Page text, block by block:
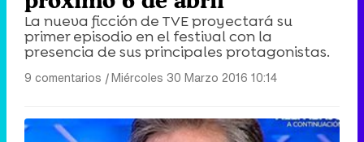
La nueva ficción de TVE proyectará su
primer episodio en el festival con la
presencia de sus principales protagonistas.
9 comentarios |Miércoles 30 Marzo 2016 10:14